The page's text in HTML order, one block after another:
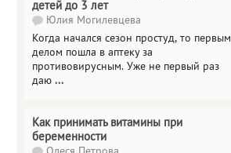
детей до 3 лет
Юлия Могилевцева
Когда начался сезон простуд, то первым
делом пошла в аптеку за
противовирусным. Уже не первый раз
даю ...
Как принимать витамины при
беременности